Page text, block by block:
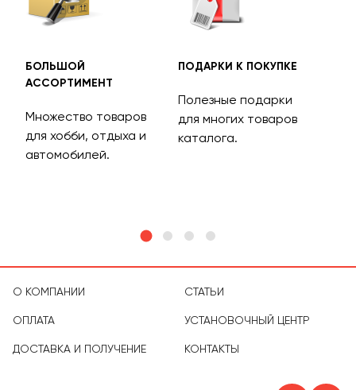
БОЛЬШОЙ
АССОРТИМЕНТ
Множество товаров
для хобби, отдыха и
автомобилей.
ПОДАРКИ К ПОКУПКЕ
Полезные подарки
для многих товаров
каталога.
О КОМПАНИИ
ОПЛАТА
ДОСТАВКА И ПОЛУЧЕНИЕ
СТАТЬИ
УСТАНОВОЧНЫЙ ЦЕНТР
КОНТАКТЫ